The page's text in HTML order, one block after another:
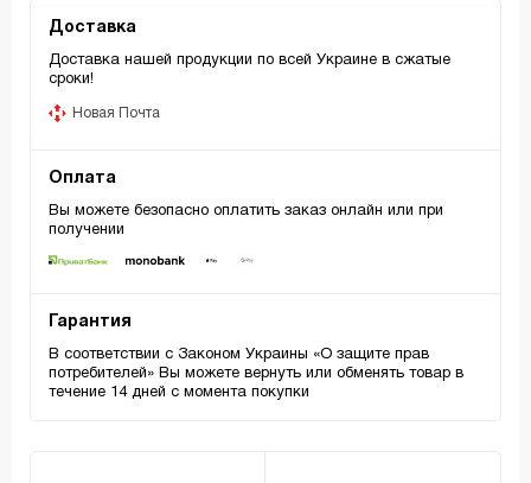
Доставка
Доставка нашей продукции по всей Украине в сжатые
сроки!
Новая Почта
Оплата
Вы можете безопасно оплатить заказ онлайн или при
получении
Гарантия
В соответствии с Законом Украины «О защите прав
потребителей» Вы можете вернуть или обменять товар в
течение 14 дней с момента покупки